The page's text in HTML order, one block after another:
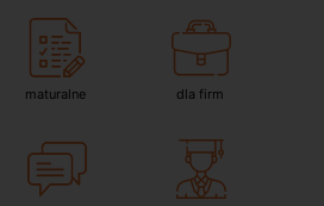
maturalne dla firm